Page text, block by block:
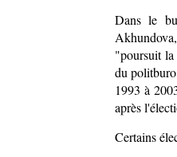
Dans le
"poursuit
du
1993 à
après
Certains